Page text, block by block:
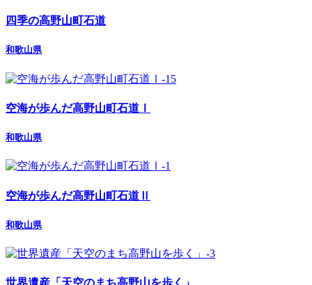
四季の高野山町石道
和歌山県
空海が歩んだ高野山町石道Ⅰ
和歌山県
空海が歩んだ高野山町石道Ⅱ
和歌山県